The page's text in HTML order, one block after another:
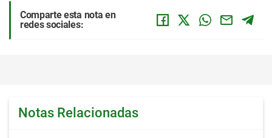
Comparte esta nota en
redes sociales:
Notas Relacionadas